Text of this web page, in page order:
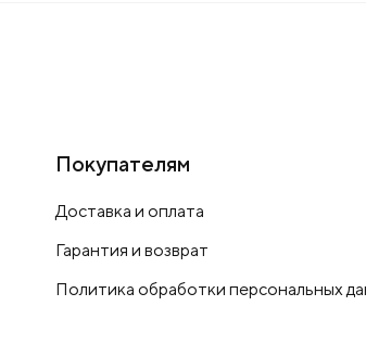
Покупателям
Доставка и оплата
Гарантия и возврат
Политика обработки персональных